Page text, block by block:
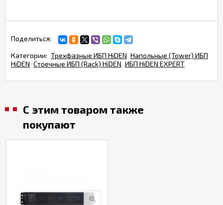
Поделиться:
Категории: Трехфазные ИБП HiDEN Напольные (Tower) ИБП
HiDEN Стоечные ИБП (Rack) HiDEN ИБП HiDEN EXPERT
С этим товаром также
покупают